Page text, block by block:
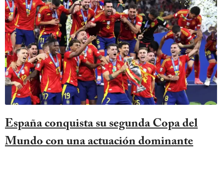
España conquista su segunda Copa del
Mundo con una actuación dominante